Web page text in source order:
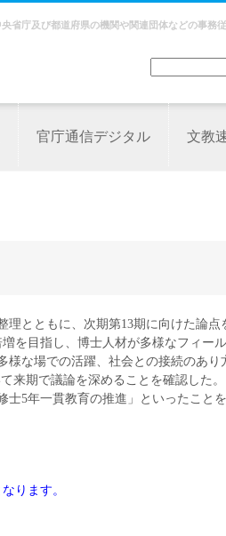
央省庁及び都道府県の機関や関連団体などの事務
官庁通信デジタル 文教
とともに、次期第13期に向けた論
を目指し、博士人材が多様なフィー
な場での活躍、社会との接続のあ
来期で議論を深めることを確認した
5年一貫教育の推進」といったこと
ります。